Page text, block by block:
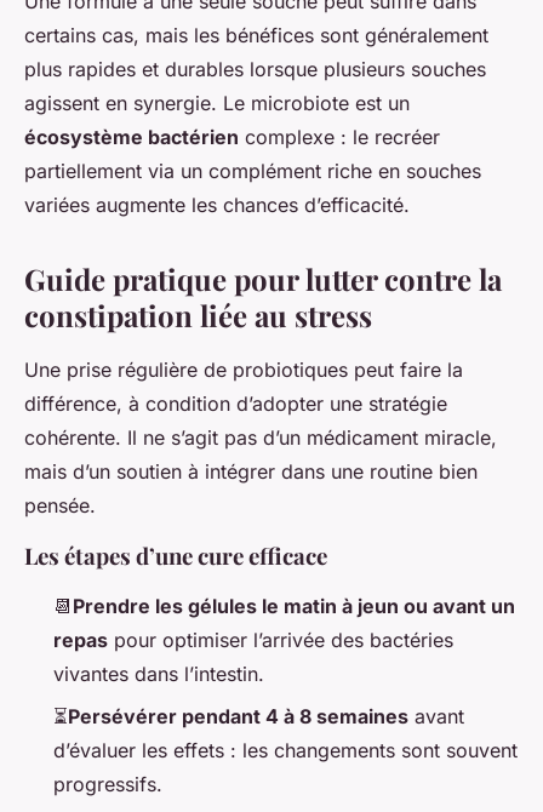
certains cas, mais les bénéfices sont généralement
plus rapides et durables lorsque plusieurs souches
agissent en synergie. Le microbiote est un
écosystème bactérien complexe : le recréer
partiellement via un complément riche en souches
variées augmente les chances d’efficacité.
Guide pratique pour lutter contre la
constipation liée au stress
Une prise régulière de probiotiques peut faire la
différence, à condition d’adopter une stratégie
cohérente. Il ne s’agit pas d’un médicament miracle,
mais d’un soutien à intégrer dans une routine bien
pensée.
Les étapes d’une cure efficace
📆 Prendre les gélules le matin à jeun ou avant un
repas pour optimiser l’arrivée des bactéries
vivantes dans l’intestin.
⏳Persévérer pendant 4 à 8 semaines avant
d’évaluer les effets : les changements sont souvent
progressifs.